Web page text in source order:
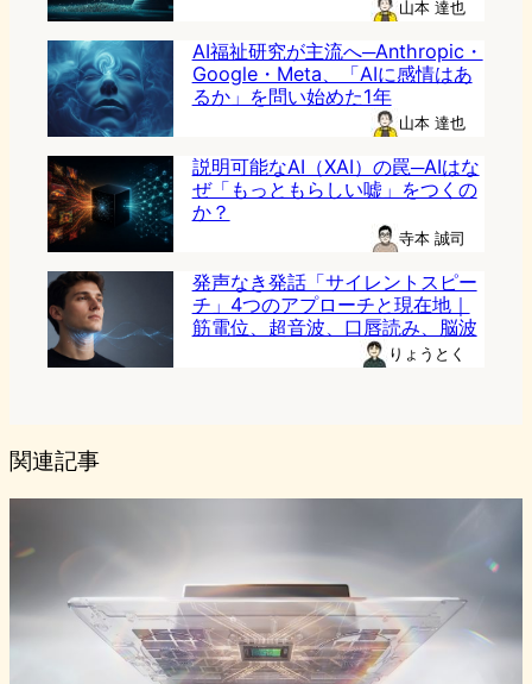
山本 達也
AI福祉研究が主流へ─Anthropic・
Google・Meta、「AIに感情はあ
るか」を問い始めた1年
山本 達也
説明可能なAI（XAI）の罠─AIはな
ぜ「もっともらしい嘘」をつくの
か？
寺本 誠司
発声なき発話「サイレントスピー
チ」4つのアプローチと現在地｜
筋電位、超音波、口唇読み、脳波
りょうとく
関連記事